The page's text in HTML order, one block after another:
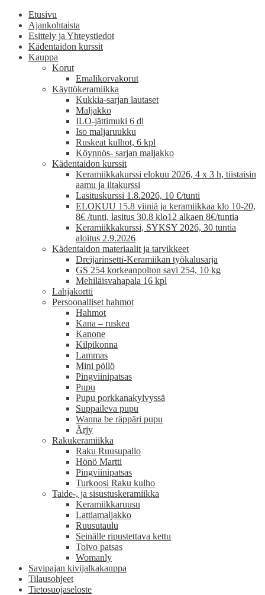
Etusivu
Ajankohtaista
Esittely ja Yhteystiedot
Kädentaidon kurssit
Kauppa
Korut
Emalikorvakorut
Käyttökeramiikka
Kukkia-sarjan lautaset
Maljakko
ILO-jättimuki 6 dl
Iso maljaruukku
Ruskeat kulhot, 6 kpl
Köynnös- sarjan maljakko
Kädentaidon kurssit
Keramiikkakurssi elokuu 2026, 4 x 3 h, tiistaisin
aamu ja iltakurssi
Lasituskurssi 1.8.2026, 10 €/tunti
ELOKUU 15.8 viiniä ja keramiikkaa klo 10-20,
8€ /tunti, lasitus 30.8 klo12 alkaen 8€/tuntia
Keramiikkakurssi, SYKSY 2026, 30 tuntia
aloitus 2.9.2026
Kädentaidon materiaalit ja tarvikkeet
Dreijarinsetti-Keramiikan työkalusarja
GS 254 korkeanpolton savi 254, 10 kg
Mehiläisvahapala 16 kpl
Lahjakortti
Persoonalliset hahmot
Hahmot
Kana – ruskea
Kanone
Kilpikonna
Lammas
Mini pöllö
Pingviinipatsas
Pupu
Pupu porkkanakylvyssä
Suppaileva pupu
Wanna be räppäri pupu
Ärjy
Rakukeramiikka
Raku Ruusupallo
Hönö Martti
Pingviinipatsas
Turkoosi Raku kulho
Taide-, ja sisustuskeramiikka
Keramiikkaruusu
Lattiamaljakko
Ruusutaulu
Seinälle ripustettava kettu
Toivo patsas
Womanly
Savipajan kivijalkakauppa
Tilausohjeet
Tietosuojaseloste